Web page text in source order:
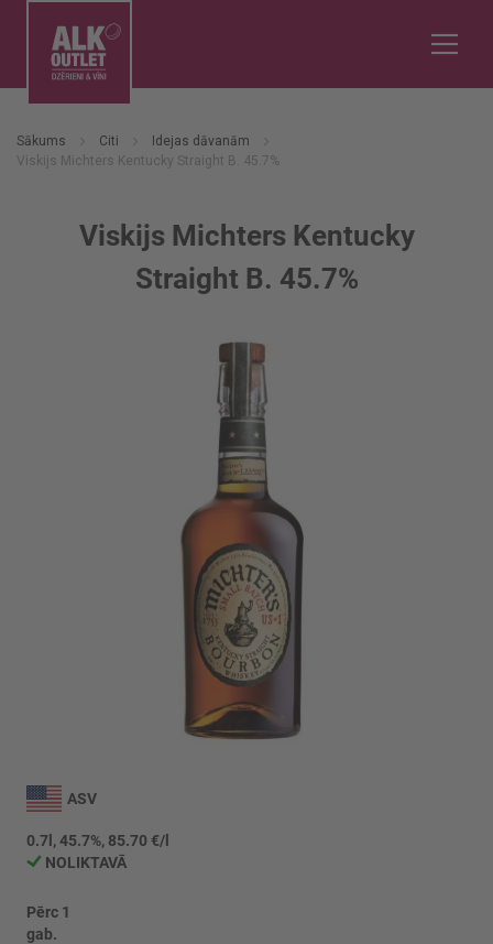
Sākums Citi
Idejas dāvanām
Viskijs Michters Kentucky Straight B. 45.7%
Viskijs Michters Kentucky
Straight B. 45.7%
uz
galerijas
sākumu
ASV
0.7l, 45.7%, 85.70 €/l
NOLIKTAVĀ
Pērc 1
gab.